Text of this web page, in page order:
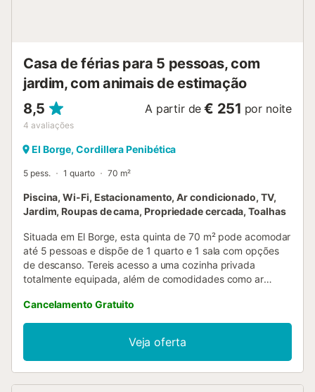
Casa de férias para 5 pessoas, com
jardim, com animais de estimação
8,5
4 avaliações
A partir de € 251 por noite
El Borge, Cordillera Penibética
5 pess. 1 quarto 70 m²
Piscina, Wi-Fi, Estacionamento, Ar condicionado, TV,
Jardim, Roupas de cama, Propriedade cercada, Toalhas
Situada em El Borge, esta quinta de 70 m² pode acomodar
até 5 pessoas e dispõe de 1 quarto e 1 sala com opções
de descanso. Tereis acesso a uma cozinha privada
totalmente equipada, além de comodidades como ar
lavar roupa e vistas para a montanha. Podem sair para o
exterior e desfrutar do vosso jardim privado e de 2
terraços cobertos, ideais para relaxar ou fazer refeições ao
ar livre. A piscina privada exterior está disponível durante
todo o ano e também podem usar o barbecue privado
Cancelamento Gratuito
Veja oferta